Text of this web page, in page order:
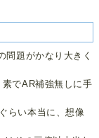
問題がかなり大きく
でAR補強無しに手
らい本当に、想像